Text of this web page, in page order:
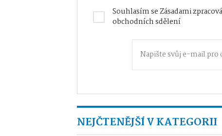
Souhlasím seZásadami
obchodních sdělení
NEJČTENĚJŠÍ V KATEGORII